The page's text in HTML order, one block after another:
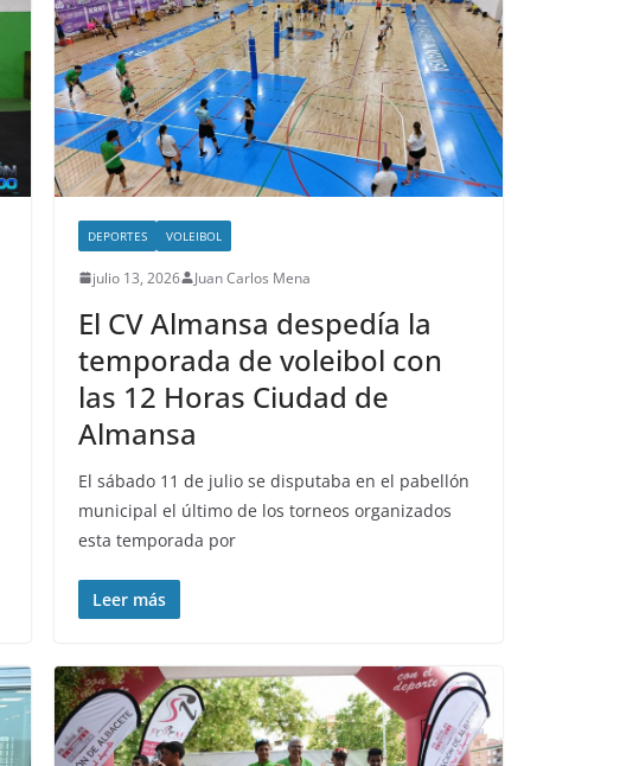
DEPORTES VOLEIBOL
julio 13, 2026 Juan Carlos Mena
El CV Almansa despedía la
temporada de voleibol con
las 12 Horas Ciudad de
Almansa
El sábado 11 de julio se disputaba en el pabellón
municipal el último de los torneos organizados
esta temporada por
Leer más